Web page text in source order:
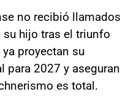
no recibió llamados
hijo tras el triunfo
proyectan su
para 2027 y aseguran
es total.